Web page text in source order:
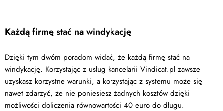
Każdą firmę stać na windykację
Dzięki tym dwóm poradom widać, że każdą firmę stać na
windykację. Korzystając z usług kancelarii Vindicat.pl zawsze
uzyskasz korzystne warunki, a korzystając z systemu może się
nawet zdarzyć, że nie poniesiesz żadnych kosztów dzięki
możliwości doliczenia równowartości 40 euro do długu.